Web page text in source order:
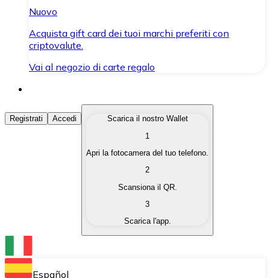
Nuovo
Acquista gift card dei tuoi marchi preferiti con
criptovalute.
Vai al negozio di carte regalo
Acquista Criptovalute
Acquista le criptovalute che ti interessano in modo
Converti le tue criptovalute in valuta fiat quando ne
Scambia una criptovaluta con un'altra
Conserva le tue cripto in un Wallet self-custodial.
Registrati Accedi
Scarica il nostro Wallet
1
Apri la fotocamera del tuo telefono.
2
Scansiona il QR.
3
Scarica l'app.
Español